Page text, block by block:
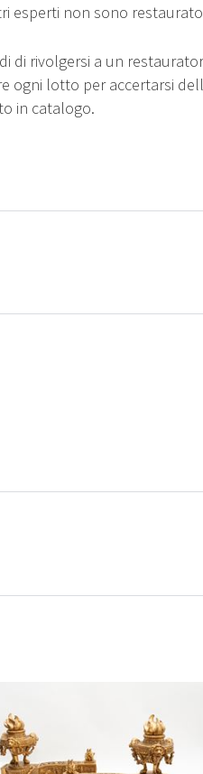
esperti non sono
di rivolgersi a un
ogni lotto per accertarsi
in catalogo.